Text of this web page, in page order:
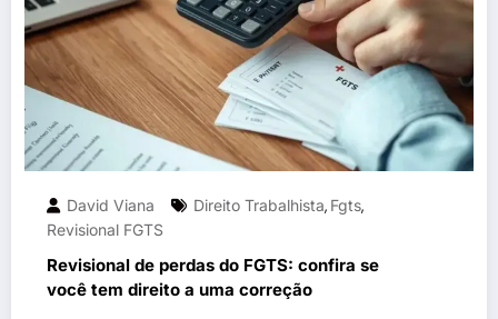
David Viana Direito Trabalhista, Fgts,
Revisional FGTS
Revisional de perdas do FGTS: confira se
você tem direito a uma correção